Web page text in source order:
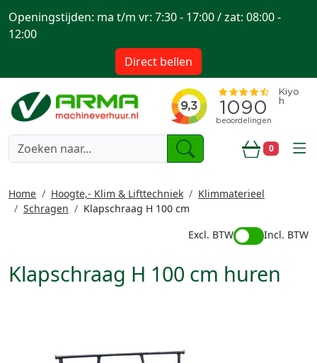
0
Openingstijden: ma t/m vr: 7:30 - 17:00 / zat: 08:00 -
12:00
Direct bellen
Home Hoogte,- Klim & Lifttechniek
Klimmaterieel
Schragen
Klapschraag H 100 cm
Excl. BTW
Incl. BTW
Klapschraag H 100 cm huren